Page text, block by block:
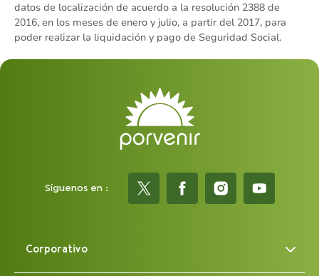
datos de localización de acuerdo a la resolución 2388 de
2016, en los meses de enero y julio, a partir del 2017, para
poder realizar la liquidación y pago de Seguridad Social.
Síguenos en :
Corporativo